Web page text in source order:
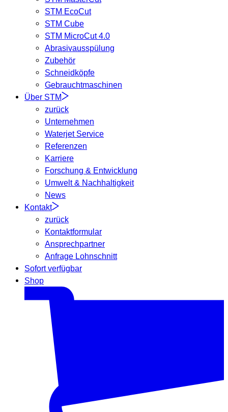
STM EcoCut
STM Cube
STM MicroCut 4.0
Abrasivausspülung
Zubehör
Schneidköpfe
Gebrauchtmaschinen
Über STM
zurück
Unternehmen
Waterjet Service
Referenzen
Karriere
Forschung & Entwicklung
Umwelt & Nachhaltigkeit
News
Kontakt
zurück
Kontaktformular
Ansprechpartner
Anfrage Lohnschnitt
Sofort verfügbar
Shop